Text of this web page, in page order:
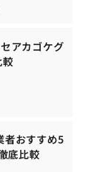
アカゴケグ
者おすすめ5
底比較